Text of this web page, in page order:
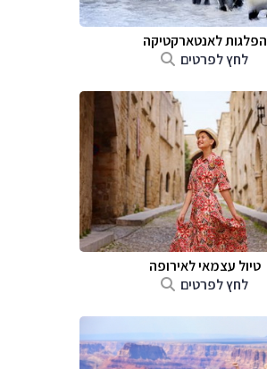
הפלגות לאנטארקטיקה
לחץ לפרטים
טיול עצמאי לאירופה
לחץ לפרטים